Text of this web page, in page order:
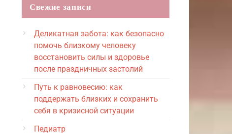
Свежие записи
Деликатная забота: как безопасно
помочь близкому человеку
восстановить силы и здоровье
после праздничных застолий
Путь к равновесию: как
поддержать близких и сохранить
себя в кризисной ситуации
Педиатр